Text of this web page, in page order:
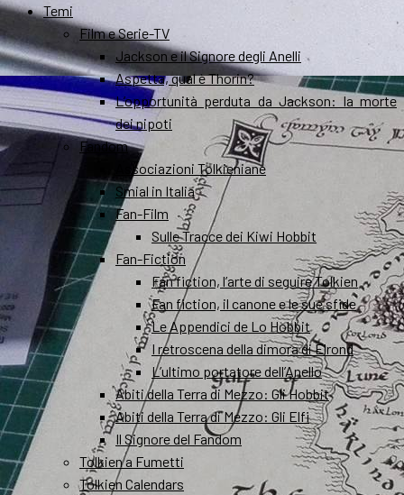
Temi
Film e Serie-TV
Jackson e il Signore degli Anelli
Aspetta, qual è Thorin?
L’opportunità perduta da Jackson: la morte
dei nipoti
Fandom
Associazioni Tolkieniane
Smial in Italia
Fan-Film
Sulle Tracce dei Kiwi Hobbit
Fan-Fiction
Fan fiction, l’arte di seguire Tolkien
Fan fiction, il canone e le sue sfide
Le Appendici de Lo Hobbit
I retroscena della dimora di Elrond
L’ultimo portatore dell’Anello
Abiti della Terra di Mezzo: Gli Hobbit
Abiti della Terra di Mezzo: Gli Elfi
Il Signore del Fandom
Tolkien a Fumetti
Tolkien Calendars